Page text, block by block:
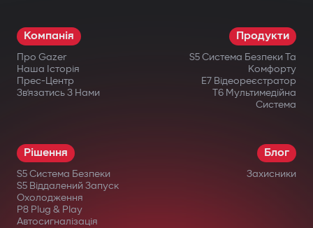
Компанія
Про Gazer
Наша Історія
Прес-Центр
Зв’язатись З Нами
Продукти
S5 Система Безпеки Та
Комфорту
E7 Відеореєстратор
T6 Мультимедійна
Система
Рішення
S5 Система Безпеки
S5 Віддалений Запуск
Охолодження
P8 Plug & Play
Автосигналізація
Блог
Захисники